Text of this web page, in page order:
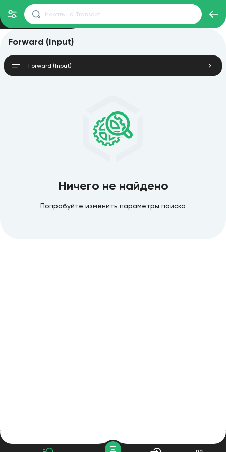
Forward (Input)
Forward (Input)
Ничего не найдено
Попробуйте изменить параметры поиска